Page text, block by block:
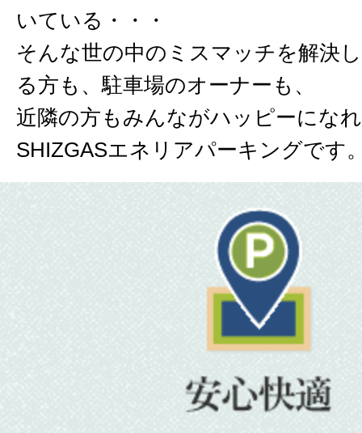
いている・・・
そんな世の中のミスマッチを解決
る方も、駐車場のオーナーも、
近隣の方もみんながハッピーにな
SHIZGASエネリアパーキングです